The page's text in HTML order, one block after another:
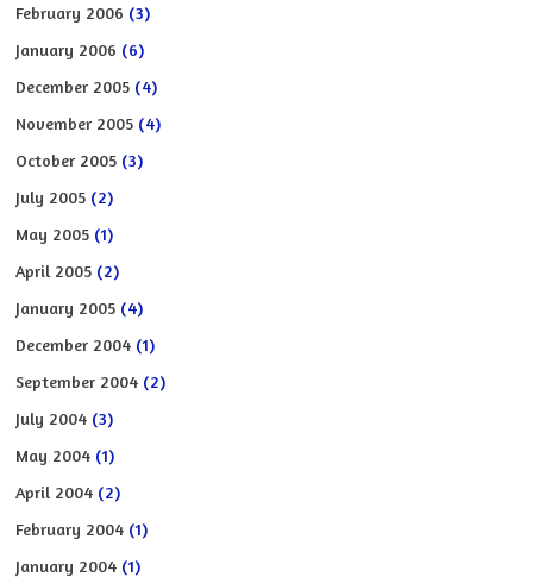
February 2006 (3)
January 2006 (6)
December 2005 (4)
November 2005 (4)
October 2005 (3)
July 2005 (2)
May 2005 (1)
April 2005 (2)
January 2005 (4)
December 2004 (1)
September 2004 (2)
July 2004 (3)
May 2004 (1)
April 2004 (2)
February 2004 (1)
January 2004 (1)